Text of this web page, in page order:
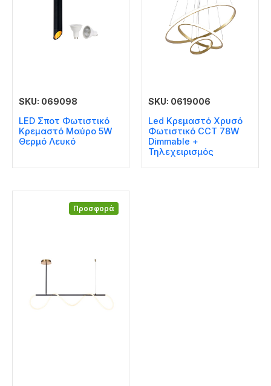
SKU: 069098
LED Σποτ Φωτιστικό
Kρεμαστό Μαύρο 5W
Θερμό Λευκό
SKU: 0619006
Led Κρεμαστό Χρυσό
Φωτιστικό CCT 78W
Dimmable +
Τηλεχειρισμός
Προσφορά